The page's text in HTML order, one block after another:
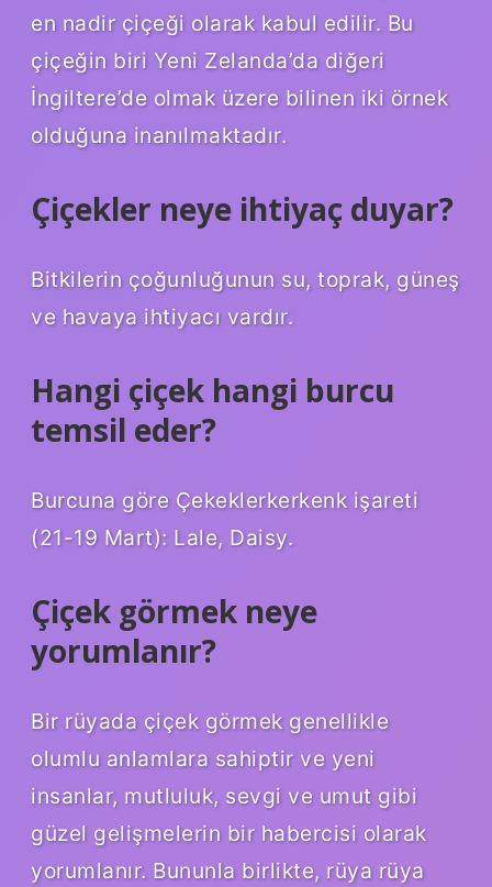
en nadir çiçeği olarak kabul edilir. Bu
çiçeğin biri Yeni Zelanda’da diğeri
İngiltere’de olmak üzere bilinen iki örnek
olduğuna inanılmaktadır.
Çiçekler neye ihtiyaç duyar?
Bitkilerin çoğunluğunun su, toprak, güneş
ve havaya ihtiyacı vardır.
Hangi çiçek hangi burcu
temsil eder?
Burcuna göre Çekeklerkerkenk işareti
(21-19 Mart): Lale, Daisy.
Çiçek görmek neye
yorumlanır?
Bir rüyada çiçek görmek genellikle
olumlu anlamlara sahiptir ve yeni
insanlar, mutluluk, sevgi ve umut gibi
güzel gelişmelerin bir habercisi olarak
yorumlanır. Bununla birlikte, rüya rüya